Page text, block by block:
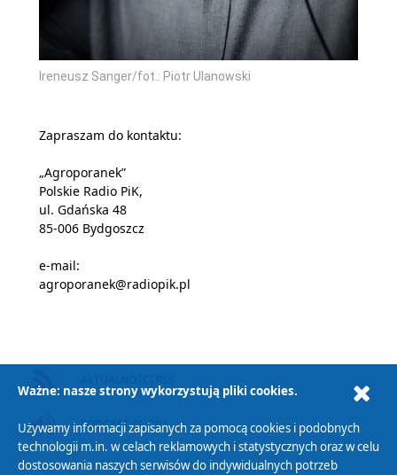
Ireneusz Sanger/fot.: Piotr Ulanowski
Zapraszam do kontaktu:
„Agroporanek”
Polskie Radio PiK,
ul. Gdańska 48
85-006 Bydgoszcz
e-mail:
agroporanek@radiopik.pl
PODCAST AUDIO
Ważne: nasze strony wykorzystują pliki cookies.
Używamy informacji zapisanych za pomocą cookies i podobnych
technologii m.in. w celach reklamowych i statystycznych oraz w celu
dostosowania naszych serwisów do indywidualnych potrzeb